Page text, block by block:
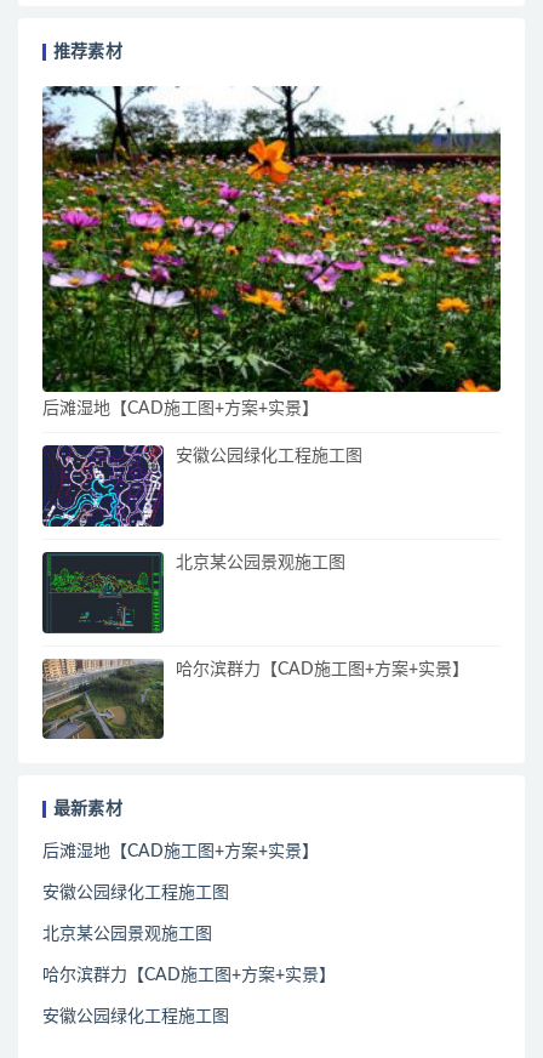
推荐素材
后滩湿地【CAD施工图+方案+实景】
安徽公园绿化工程施工图
北京某公园景观施工图
哈尔滨群力【CAD施工图+方案+实景】
最新素材
后滩湿地【CAD施工图+方案+实景】
安徽公园绿化工程施工图
北京某公园景观施工图
哈尔滨群力【CAD施工图+方案+实景】
安徽公园绿化工程施工图